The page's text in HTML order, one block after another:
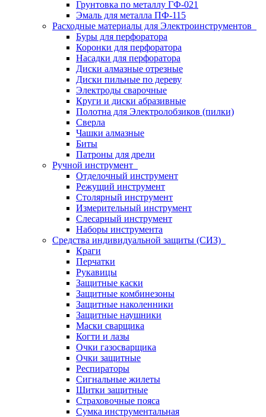
Грунтовка по металлу ГФ-021
Эмаль для металла ПФ-115
Расходные материалы для Электроинструментов
Буры для перфоратора
Коронки для перфоратора
Насадки для перфоратора
Диски алмазные отрезные
Диски пильные по дереву
Электроды сварочные
Круги и диски абразивные
Полотна для Электролобзиков (пилки)
Сверла
Чашки алмазные
Биты
Патроны для дрели
Ручной инструмент
Отделочный инструмент
Режущий инструмент
Столярный инструмент
Измерительный инструмент
Слесарный инструмент
Наборы инструмента
Средства индивидуальной защиты (СИЗ)
Краги
Перчатки
Рукавицы
Защитные каски
Защитные комбинезоны
Защитные наколенники
Защитные наушники
Маски сварщика
Когти и лазы
Очки газосварщика
Очки защитные
Респираторы
Сигнальные жилеты
Щитки защитные
Страховочные пояса
Сумка инструментальная